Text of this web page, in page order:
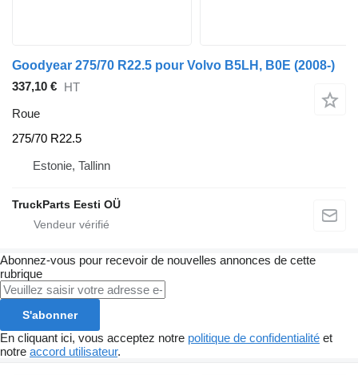
Goodyear 275/70 R22.5 pour Volvo B5LH, B0E (2008-)
337,10 € HT
Roue
275/70 R22.5
Estonie, Tallinn
TruckParts Eesti OÜ
Abonnez-vous pour recevoir de nouvelles annonces de cette
rubrique
S'abonner
En cliquant ici, vous acceptez notre politique de confidentialité et
notre accord utilisateur.